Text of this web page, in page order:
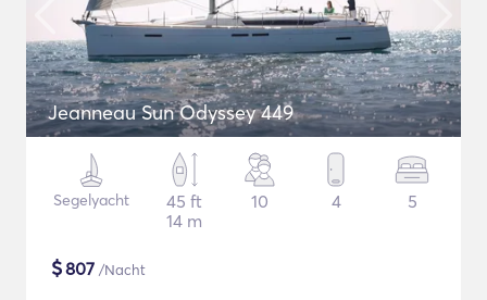
Jeanneau Sun Odyssey 449
Segelyacht
45 ft
14 m
10 4 5
$807 /Nacht